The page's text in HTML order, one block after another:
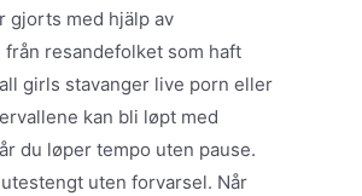
gjorts med hjälp av
från resandefolket som haft
girls stavanger live porn eller
kan bli løpt med
du løper tempo uten pause.
uten forvarsel. Når